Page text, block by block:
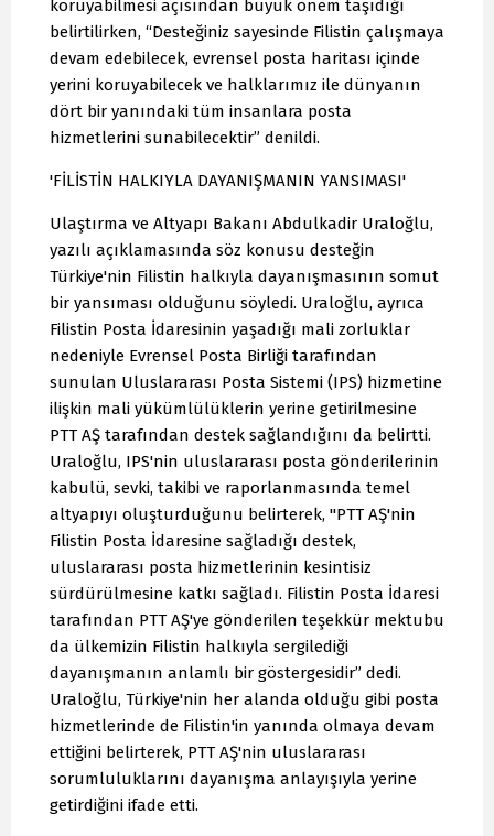
koruyabilmesi açısından büyük önem taşıdığı
belirtilirken, “Desteğiniz sayesinde Filistin çalışmaya
devam edebilecek, evrensel posta haritası içinde
yerini koruyabilecek ve halklarımız ile dünyanın
dört bir yanındaki tüm insanlara posta
hizmetlerini sunabilecektir” denildi.
'FİLİSTİN HALKIYLA DAYANIŞMANIN YANSIMASI'
Ulaştırma ve Altyapı Bakanı Abdulkadir Uraloğlu,
yazılı açıklamasında söz konusu desteğin
Türkiye'nin Filistin halkıyla dayanışmasının somut
bir yansıması olduğunu söyledi. Uraloğlu, ayrıca
Filistin Posta İdaresinin yaşadığı mali zorluklar
nedeniyle Evrensel Posta Birliği tarafından
sunulan Uluslararası Posta Sistemi (IPS) hizmetine
ilişkin mali yükümlülüklerin yerine getirilmesine
PTT AŞ tarafından destek sağlandığını da belirtti.
Uraloğlu, IPS'nin uluslararası posta gönderilerinin
kabulü, sevki, takibi ve raporlanmasında temel
altyapıyı oluşturduğunu belirterek, "PTT AŞ'nin
Filistin Posta İdaresine sağladığı destek,
uluslararası posta hizmetlerinin kesintisiz
sürdürülmesine katkı sağladı. Filistin Posta İdaresi
tarafından PTT AŞ'ye gönderilen teşekkür mektubu
da ülkemizin Filistin halkıyla sergilediği
dayanışmanın anlamlı bir göstergesidir” dedi.
Uraloğlu, Türkiye'nin her alanda olduğu gibi posta
hizmetlerinde de Filistin'in yanında olmaya devam
ettiğini belirterek, PTT AŞ'nin uluslararası
sorumluluklarını dayanışma anlayışıyla yerine
getirdiğini ifade etti.